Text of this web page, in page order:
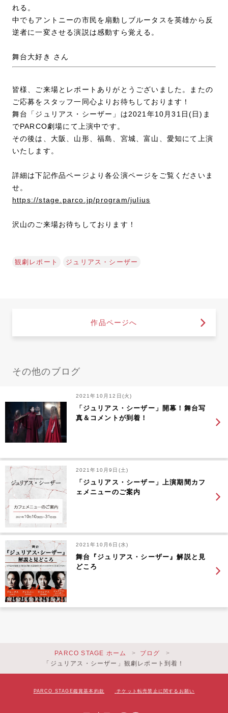
れる。
中でもアントニーの市民を扇動しブルータスを英雄から反
逆者に一変させる演説は感動すら覚える。
舞台大好き さん
皆様、ご来場とレポートありがとうございました。またの
ご応募をスタッフ一同心よりお待ちしております！
舞台「ジュリアス・シーザー」は2021年10月31日(日)ま
でPARCO劇場にて上演中です。
その後は、大阪、山形、福島、宮城、富山、愛知にて上演
いたします。
詳細は下記作品ページより各公演ページをご覧くださいま
せ。
https://stage.parco.jp/program/julius
沢山のご来場お待ちしております！
観劇レポート ジュリアス・シーザー
作品ページへ
その他のブログ
2021年10月12日(火)
「ジュリアス・シーザー」開幕！舞台写
真＆コメントが到着！
2021年10月9日(土)
「ジュリアス・シーザー」上演期間カフ
ェメニューのご案内
2021年10月6日(水)
舞台『ジュリアス・シーザー』解説と見
どころ
PARCO STAGE ホーム
ブログ
「ジュリアス・シーザー」観劇レポート到着！
PARCO STAGE鑑賞基本約款 チケット転売禁止に関するお願い